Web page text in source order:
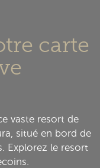
carte
vaste resort de
situé en bord de
Explorez le resort